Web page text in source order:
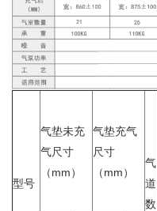
型号
气垫未充
气尺寸
（mm）
气垫充气
尺寸
（mm）
气
道
数